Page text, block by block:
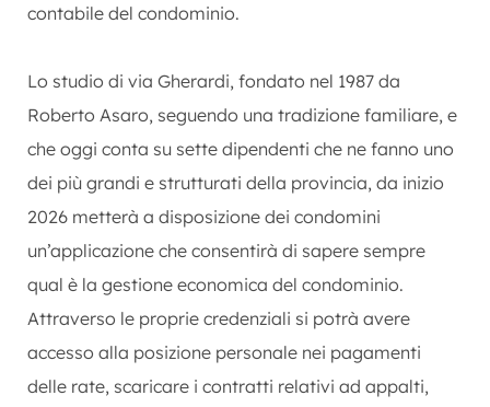
contabile del condominio.
Lo studio di via Gherardi, fondato nel 1987 da
Roberto Asaro, seguendo una tradizione familiare, e
che oggi conta su sette dipendenti che ne fanno uno
dei più grandi e strutturati della provincia, da inizio
2026 metterà a disposizione dei condomini
un’applicazione che consentirà di sapere sempre
qual è la gestione economica del condominio.
Attraverso le proprie credenziali si potrà avere
accesso alla posizione personale nei pagamenti
delle rate, scaricare i contratti relativi ad appalti,